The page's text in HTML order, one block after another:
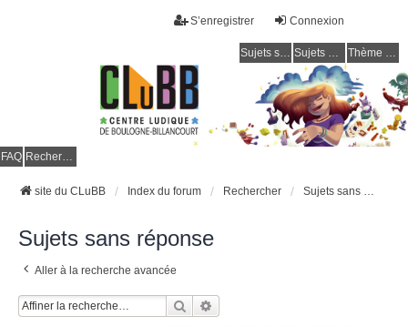
Connexion
S’enregistrer
Sujets sans réponse Sujets actifs Thème clair / foncé
FAQ Rechercher
site du CLuBB Index du forum Rechercher Sujets sans réponse
Sujets sans réponse
Aller à la recherche avancée
Rechercher